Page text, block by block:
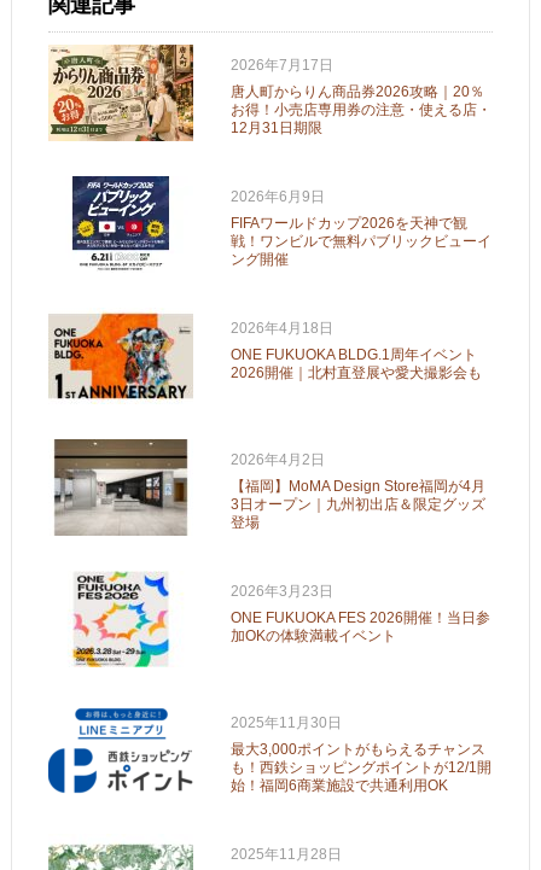
2026年7月17日
唐人町からりん商品券2026攻略｜20％
お得！小売店専用券の注意・使える店・
12月31日期限
2026年6月9日
FIFAワールドカップ2026を天神で観
戦！ワンビルで無料パブリックビューイ
ング開催
2026年4月18日
ONE FUKUOKA BLDG.1周年イベント
2026開催｜北村直登展や愛犬撮影会も
2026年4月2日
【福岡】MoMA Design Store福岡が4月
3日オープン｜九州初出店＆限定グッズ
登場
2026年3月23日
ONE FUKUOKA FES 2026開催！当日参
加OKの体験満載イベント
2025年11月30日
最大3,000ポイントがもらえるチャンス
も！西鉄ショッピングポイントが12/1開
始！福岡6商業施設で共通利用OK
2025年11月28日